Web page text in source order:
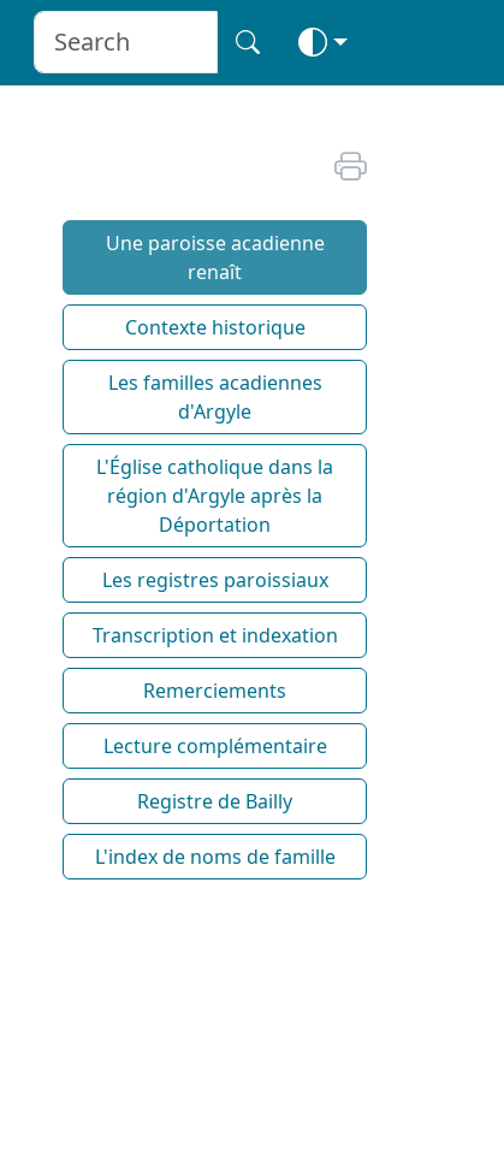
Une paroisse acadienne
renaît
Contexte historique
Les familles acadiennes
d'Argyle
L'Église catholique dans la
région d'Argyle après la
Déportation
Les registres paroissiaux
Transcription et indexation
Remerciements
Lecture complémentaire
Registre de Bailly
L'index de noms de famille